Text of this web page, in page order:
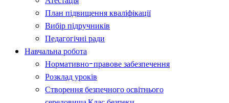
План підвищення кваліфікації
Вибір підручників
Педагогічні ради
Навчальна робота
Нормативно-правове забезпечення
Розклад уроків
Створення безпечного освітнього